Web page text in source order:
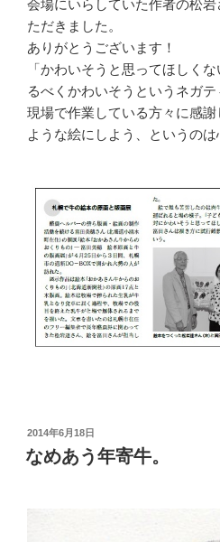
会場にいらしていた作者の松
ただきました。
ありがとうございます！
「かわいそうと思ってほしく
るべくかわいそうというネガ
現場で作業している方々に感
ような絵にしよう、というのは
投
稿
日:
2014年6月18日
なめあう年寄牛。